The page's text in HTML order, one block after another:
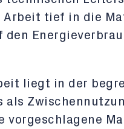
tief in die
den
liegt in der
als
vorgeschlagene